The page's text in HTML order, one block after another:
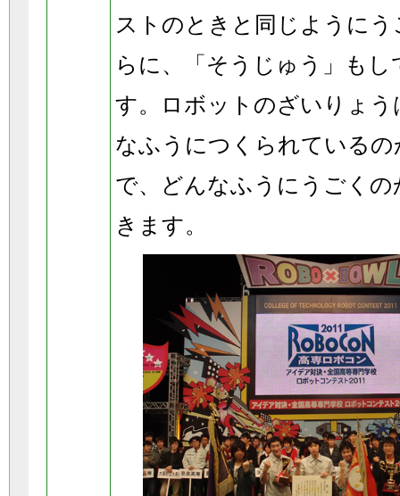
ストのときと同じように
らに、「そうじゅう」も
す。ロボットのざいりょ
なふうにつくられている
で、どんなふうにうごく
きます。